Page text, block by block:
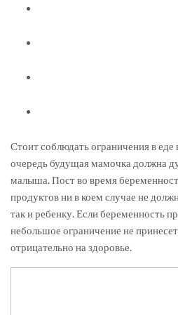
Стоит соблюдать ограничения в
очередь будущая мамочка должна
малыша. Пост во время
продуктов ни в коем случае не
так и ребенку. Если беременность
небольшое ограничение не
отрицательно на здоровье.